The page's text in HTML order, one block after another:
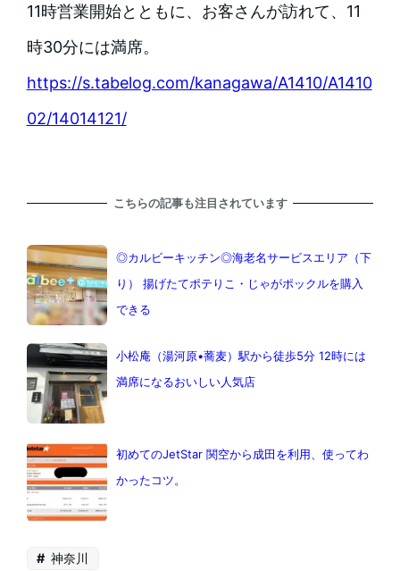
11時営業開始とともに、お客さんが訪れて、11
時30分には満席。
https://s.tabelog.com/kanagawa/A1410/A1410
02/14014121/
こちらの記事も注目されています
◎カルビーキッチン◎海老名サービスエリア（下
り） 揚げたてポテりこ・じゃがポックルを購入
できる
小松庵（湯河原•蕎麦）駅から徒歩5分 12時には
満席になるおいしい人気店
初めてのJetStar 関空から成田を利用、使ってわ
かったコツ。
神奈川